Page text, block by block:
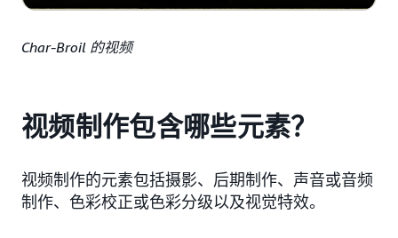
Char-Broil 的视频
视频制作包含哪些元素？
视频制作的元素包括摄影、后期制作、声音或音频
制作、色彩校正或色彩分级以及视觉特效。